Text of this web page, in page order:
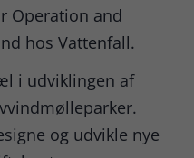
Operation and
hos Vattenfall.
i udviklingen af
og udvikle nye